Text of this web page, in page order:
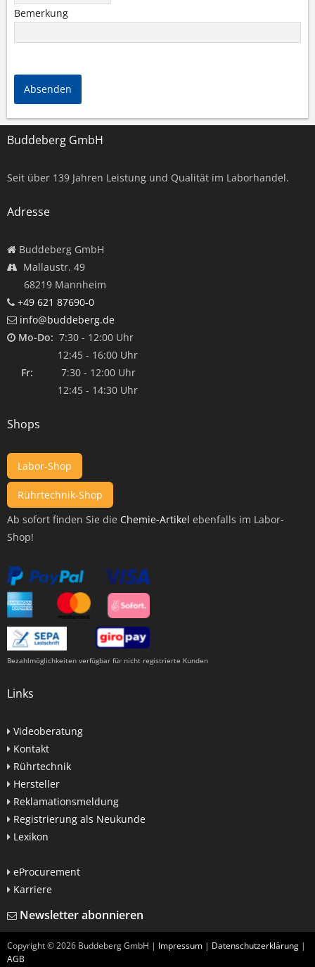
Bemerkung
Absenden
Buddeberg GmbH
Seit über 139 Jahren Leistung und Qualität im Laborhandel.
Adresse
Buddeberg GmbH
Mallaustr. 49
68219 Mannheim
+49 621 87690-0
info@buddeberg.de
Mo-Do: 7:30 - 12:00 Uhr
12:45 - 16:00 Uhr
Fr: 7:30 - 12:00 Uhr
12:45 - 14:30 Uhr
Shops
Labor-Shop
Rührtechnik-Shop
Ab sofort finden Sie die Chemie-Artikel ebenfalls im Labor-
Shop!
Bezahlmöglichkeiten verfügbar für nicht registrierte Kunden
Links
Videoberatung
Kontakt
Rührtechnik
Hersteller
Reklamationsmeldung
Registrierung als Neukunde
Lexikon
eProcurement
Karriere
Newsletter abonnieren
Copyright ©2026 Buddeberg GmbH | Impressum | Datenschutzerklärung |
AGB